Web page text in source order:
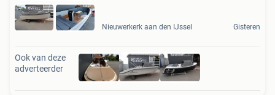
Nieuwerkerk aan den IJssel Gisteren
Ook van deze
adverteerder